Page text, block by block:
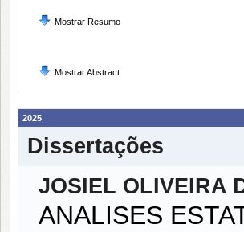
Mostrar Resumo
Mostrar Abstract
2025
Dissertações
JOSIEL OLIVEIRA
ANALISES